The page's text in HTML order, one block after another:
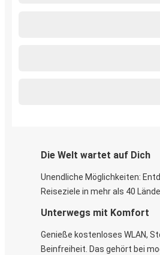
Die Welt wartet auf Dich
Unendliche Möglichkeiten:
Reiseziele in mehr als 40
Unterwegs mit Komfort
Genieße kostenloses WLAN,
Beinfreiheit. Das gehört bei